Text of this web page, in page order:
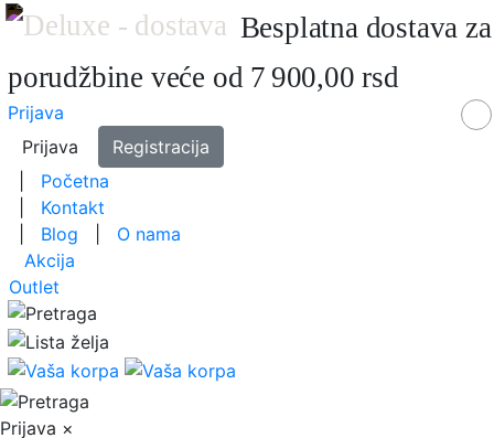
Besplatna dostava za
porudžbine veće od 7 900,00 rsd
Prijava
Prijava
Registracija
Početna
Kontakt
Blog
O nama
Akcija
Outlet
Prijava ×